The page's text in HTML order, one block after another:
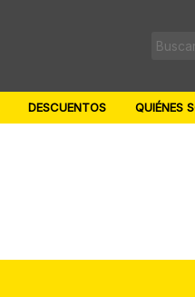
Buscar:
DESCUENTOS QUIÉNES